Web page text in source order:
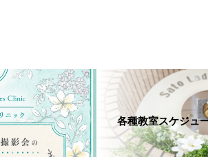
各種教室スケジュ